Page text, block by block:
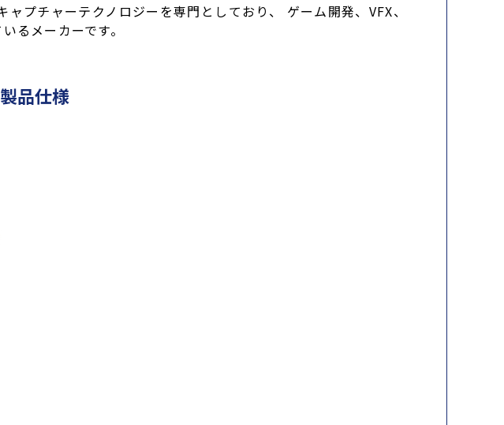
プチャーテクノロジーを専門としており、 ゲーム開発、VFX、
るメーカーです。
品仕様